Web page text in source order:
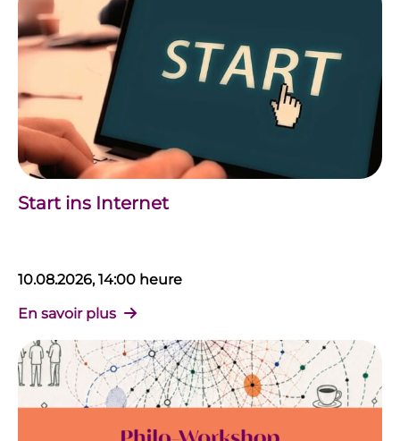
Start ins Internet
10.08.2026, 14:00 heure
En savoir plus